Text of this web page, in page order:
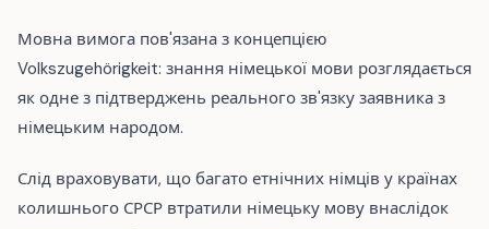
Мовна вимога пов'язана з концепцією
Volkszugehörigkeit: знання німецької мови розглядається
як одне з підтверджень реального зв'язку заявника з
німецьким народом.
Слід враховувати, що багато етнічних німців у країнах
колишнього СРСР втратили німецьку мову внаслідок